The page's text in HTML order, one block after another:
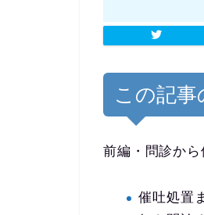
この記事
前編・問診か
催吐処置